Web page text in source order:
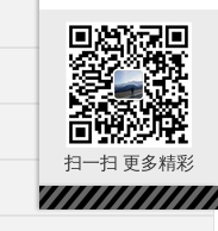
扫一扫 更多精彩